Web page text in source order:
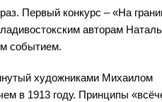
Первый конкурс – «На
авторам
событием.
художниками Михаилом
в 1913 году. Принципы